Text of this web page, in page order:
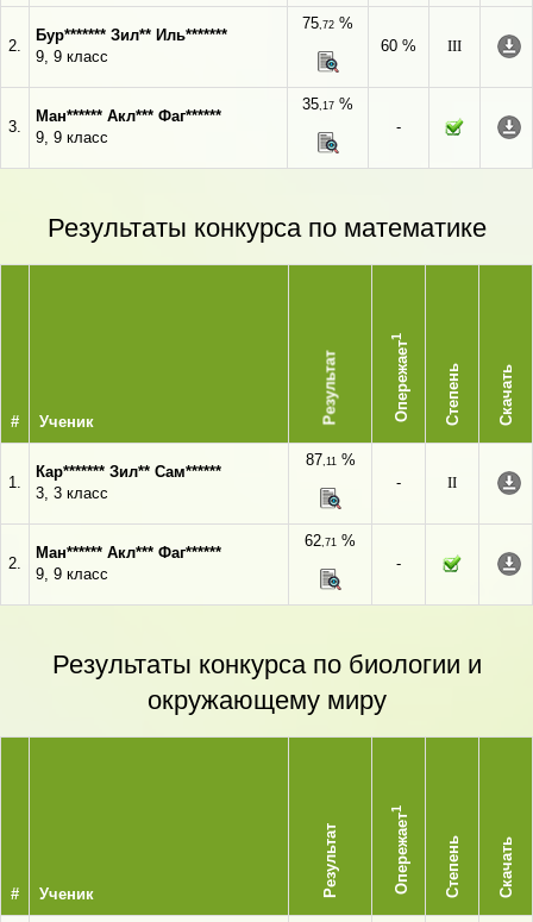
2.
Бур******* Зил** Иль*******
9, 9 класс
75,72 %
60 %
III
3.
Ман****** Акл*** Фаг******
9, 9 класс
35,17 %
-
Результаты конкурса по математике
# Ученик Результат Опережает
1
Степень Скачать
1.
Кар******* Зил** Сам******
3, 3 класс
87,11%
-
II
2.
Ман****** Акл*** Фаг******
9, 9 класс
62,71 %
-
Результаты конкурса по биологии и
окружающему миру
# Ученик Результат Опережает
1
Степень Скачать